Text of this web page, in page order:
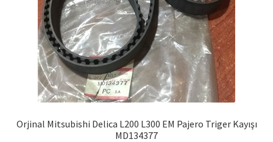
Orjinal Mitsubishi Delica L200 L300 EM Pajero Triger Kayışı
MD134377